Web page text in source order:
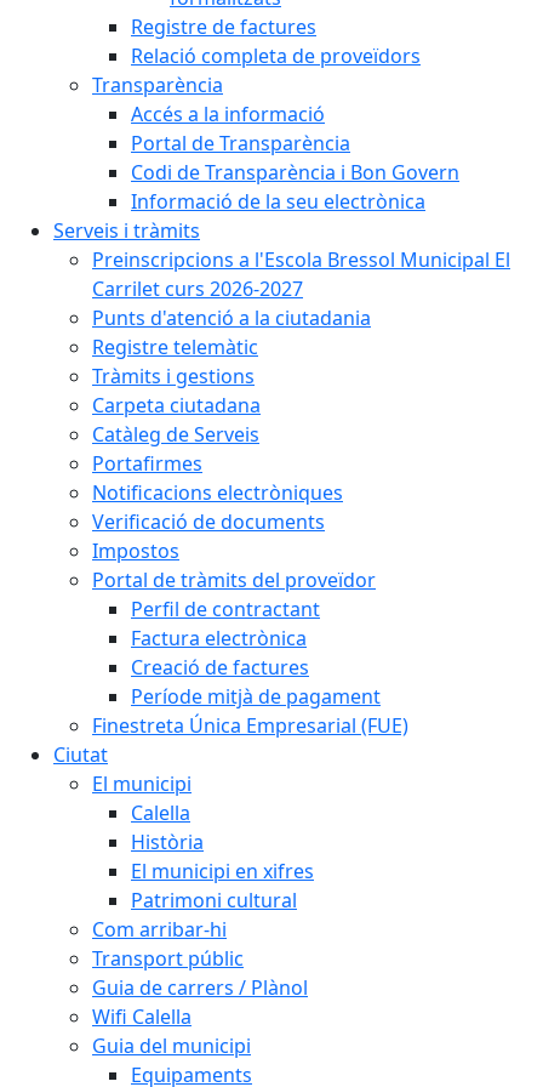
Registre de factures
Relació completa de proveïdors
Transparència
Accés a la informació
Portal de Transparència
Codi de Transparència i Bon Govern
Informació de la seu electrònica
Serveis i tràmits
Preinscripcions a l'Escola Bressol Municipal El
Carrilet curs 2026-2027
Punts d'atenció a la ciutadania
Registre telemàtic
Tràmits i gestions
Carpeta ciutadana
Catàleg de Serveis
Portafirmes
Notificacions electròniques
Verificació de documents
Impostos
Portal de tràmits del proveïdor
Perfil de contractant
Factura electrònica
Creació de factures
Període mitjà de pagament
Finestreta Única Empresarial (FUE)
Ciutat
El municipi
Calella
Història
El municipi en xifres
Patrimoni cultural
Com arribar-hi
Transport públic
Guia de carrers / Plànol
Wifi Calella
Guia del municipi
Equipaments